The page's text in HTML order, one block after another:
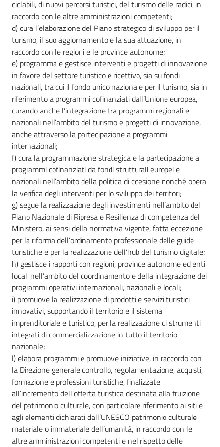
ciclabili, di nuovi percorsi turistici, del turismo delle radici, in
raccordo con le altre amministrazioni competenti;
d) cura l’elaborazione del Piano strategico di sviluppo per il
turismo, il suo aggiornamento e la sua attuazione, in
raccordo con le regioni e le province autonome;
e) programma e gestisce interventi e progetti di innovazione
in favore del settore turistico e ricettivo, sia su fondi
nazionali, tra cui il fondo unico nazionale per il turismo, sia in
riferimento a programmi cofinanziati dall’Unione europea,
curando anche l’integrazione tra programmi regionali e
nazionali nell’ambito del turismo e progetti di innovazione,
anche attraverso la partecipazione a programmi
internazionali;
f) cura la programmazione strategica e la partecipazione a
programmi cofinanziati da fondi strutturali europei e
nazionali nell’ambito della politica di coesione nonché opera
la verifica degli interventi per lo sviluppo dei territori;
g) segue la realizzazione degli investimenti nell’ambito del
Piano Nazionale di Ripresa e Resilienza di competenza del
Ministero, ai sensi della normativa vigente, fatta eccezione
per la riforma dell’ordinamento professionale delle guide
turistiche e per la realizzazione dell’hub del turismo digitale;
h) gestisce i rapporti con regioni, province autonome ed enti
locali nell’ambito del coordinamento e della integrazione dei
programmi operativi internazionali, nazionali e locali;
i) promuove la realizzazione di prodotti e servizi turistici
innovativi, supportando il territorio e il sistema
imprenditoriale e turistico, per la realizzazione di strumenti
integrati di commercializzazione in tutto il territorio
nazionale;
l) elabora programmi e promuove iniziative, in raccordo con
la Direzione generale controllo, regolamentazione, acquisti,
formazione e professioni turistiche, finalizzate
all’incremento dell’offerta turistica destinata alla fruizione
del patrimonio culturale, con particolare riferimento ai siti e
agli elementi dichiarati dall’UNESCO patrimonio culturale
materiale o immateriale dell’umanità, in raccordo con le
altre amministrazioni competenti e nel rispetto delle